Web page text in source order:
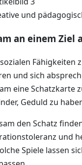
und
an einem Ziel
Fähigkeiten
und sich
eine Schatzkarte
Geduld zu
den Schatz
und
Spiele lassen